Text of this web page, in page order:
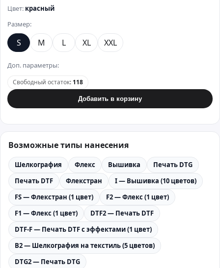
Цвет: красный
Размер:
S M L XL XXL
Доп. параметры:
Свободный остаток: 118
Добавить в корзину
Возможные типы нанесения
Шелкография Флекс Вышивка
Печать DTG
Печать DTF
Флекстран
I — Вышивка (10 цветов)
FS — Флекстран (1 цвет)
F2 — Флекс (1 цвет)
F1 — Флекс (1 цвет)
DTF2 — Печать DTF
DTF-F — Печать DTF с эффектами (1 цвет)
B2 — Шелкография на текстиль (5 цветов)
DTG2 — Печать DTG